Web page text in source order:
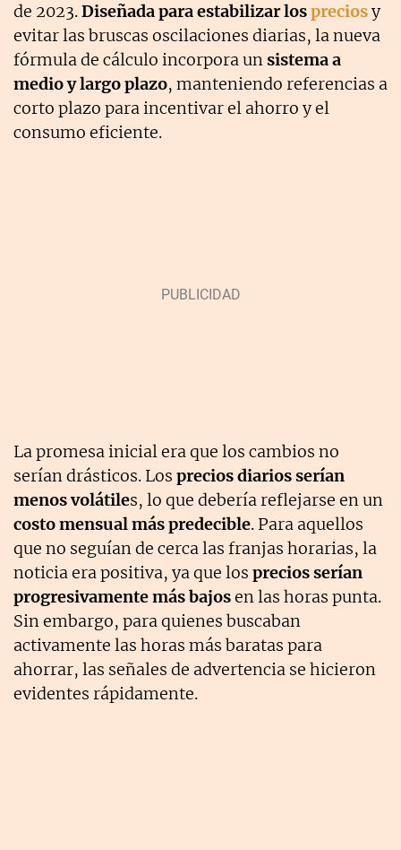
de 2023.Diseñada para estabilizar lospreciosy
evitar las bruscas oscilaciones diarias, la nueva
fórmula de cálculo incorpora unsistema a
medio y largo plazo, manteniendo referencias a
corto plazo para incentivar el ahorro y el
consumo eficiente.
La promesa inicial era que los cambios no
serían drásticos. Los precios diarios serían
menos volátiles, lo que debería reflejarse en un
costo mensual más predecible. Para aquellos
que no seguían de cerca las franjas horarias, la
noticia era positiva, ya que los precios serían
progresivamente más bajosen las horas punta.
Sin embargo, para quienes buscaban
activamente las horas más baratas para
ahorrar, las señales de advertencia se hicieron
evidentes rápidamente.